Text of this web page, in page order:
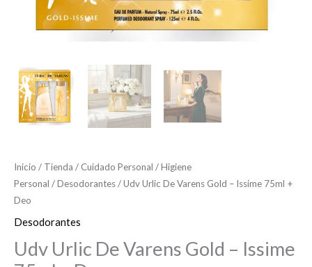
Inicio / Tienda / Cuidado Personal /Higiene
Personal /Desodorantes/ Udv Urlic De Varens Gold – Issime 75ml +
Deo
Desodorantes
Udv Urlic De Varens Gold – Issime